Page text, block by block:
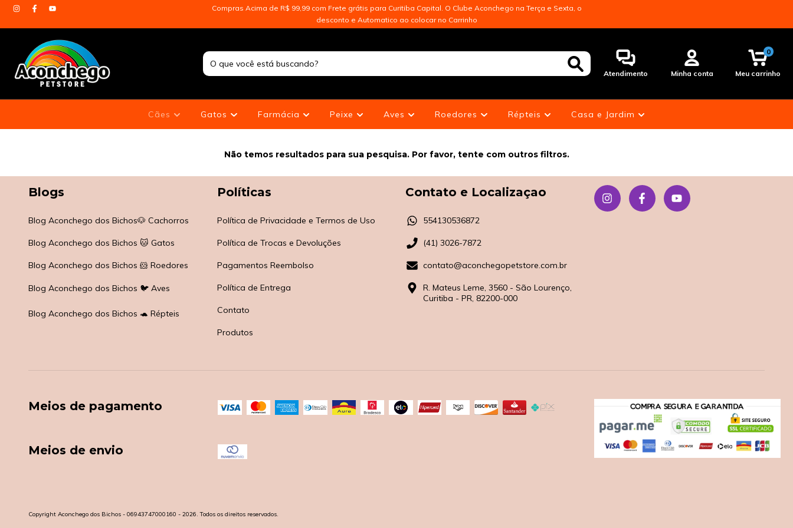
Compras Acima de R$ 99,99 com Frete grátis para Curitiba Capital. O Clube Aconchego na Terça e Sexta, o
desconto e Automatico ao colocar no Carrinho
Atendimento Minha conta Meu carrinho
0
Cães Gatos Farmácia Peixe Aves Roedores Répteis Casa e Jardim
Não temos resultados para sua pesquisa. Por favor, tente com outros filtros.
Blogs
Blog Aconchego dos Bichos🐶 Cachorros
Blog Aconchego dos Bichos 🐱 Gatos
Blog Aconchego dos Bichos 🐹 Roedores
Blog Aconchego dos Bichos 🐦 Aves
Blog Aconchego dos Bichos 🐢 Répteis
Políticas
Política de Privacidade e Termos de Uso
Política de Trocas e Devoluções
Pagamentos Reembolso
Política de Entrega
Contato
Produtos
Contato e Localizaçao
554130536872
(41) 3026-7872
contato@aconchegopetstore.com.br
R. Mateus Leme, 3560 - São Lourenço,
Curitiba - PR, 82200-000
Meios de pagamento
Meios de envio
Copyright Aconchego dos Bichos - 06943747000160 - 2026. Todos os direitos reservados.